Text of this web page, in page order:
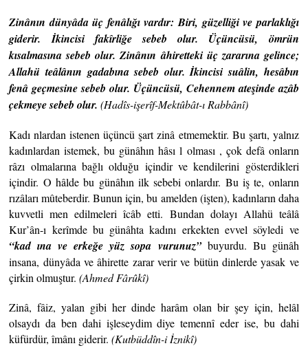
Zinânın dünyâda üç fenâlığı vardır: Biri, güzelliği ve parlaklığı
giderir. İkincisi fakîrliğe sebeb olur. Üçüncüsü, ömrün
kısalmasına sebeb olur. Zinânın âhiretteki üç zararına gelince;
Allahü teâlânın gadabına sebeb olur. İkincisi suâlin, hesâbın
fenâ geçmesine sebeb olur. Üçüncüsü, Cehennem ateşinde azâb
çekmeye sebeb olur.(Hadîs-işerîf-Mektûbât-ı Rabbânî)
Kadı nlardan istenen üçüncü şart zinâ etmemektir. Bu şartı, yalnız
kadınlardan istemek, bu günâhın hâsı l olması , çok defâ onların
râzı olmalarına bağlı olduğu içindir ve kendilerini gösterdikleri
içindir. O hâlde bu günâhın ilk sebebi onlardır. Bu iş te, onların
rızâları mûteberdir. Bunun için, bu amelden (işten), kadınların daha
kuvvetli men edilmeleri îcâb etti. Bundan dolayı Allahü teâlâ
Kur’ân-ı kerîmde bu günâhta kadını erkekten evvel söyledi ve
“kad ına ve erkeğe yüz sopa vurunuz” buyurdu. Bu günâh
insana, dünyâda ve âhirette zarar verir ve bütün dinlerde yasak ve
çirkin olmuştur.(Ahmed Fârûkî)
Zinâ, fâiz, yalan gibi her dinde harâm olan bir şey için, helâl
olsaydı da ben dahi işleseydim diye temennî eder ise, bu dahi
küfürdür, îmânı giderir.(Kutbüddîn-i İznikî)